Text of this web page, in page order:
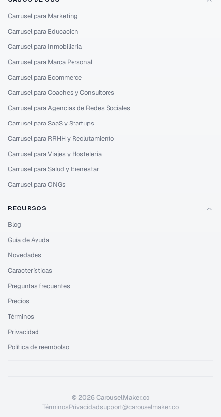
Carrusel para Marketing
Carrusel para Educacion
Carrusel para Inmobiliaria
Carrusel para Marca Personal
Carrusel para Ecommerce
Carrusel para Coaches y Consultores
Carrusel para Agencias de Redes Sociales
Carrusel para SaaS y Startups
Carrusel para RRHH y Reclutamiento
Carrusel para Viajes y Hosteleria
Carrusel para Salud y Bienestar
Carrusel para ONGs
RECURSOS
Blog
Guía de Ayuda
Novedades
Características
Preguntas frecuentes
Precios
Términos
Privacidad
Política de reembolso
© 2026CarouselMaker.co
TérminosPrivacidadsupport@carouselmaker.co